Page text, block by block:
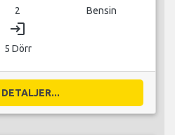
2 Bensin
login
5 Dörr